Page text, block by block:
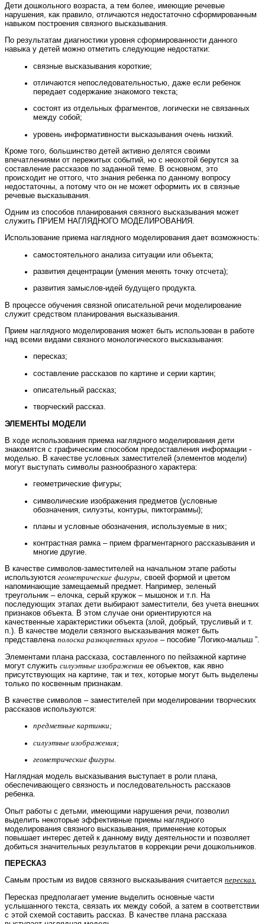
Дети дошкольного возраста, а тем более, имеющие речевые
нарушения, как правило, отличаются недостаточно сформированным
навыком построения связного высказывания.
По результатам диагностики уровня сформированности данного
навыка у детей можно отметить следующие недостатки:
связные высказывания короткие;
отличаются непоследовательностью, даже если ребенок
передает содержание знакомого текста;
состоят из отдельных фрагментов, логически не связанных
между собой;
уровень информативности высказывания очень низкий.
Кроме того, большинство детей активно делятся своими
впечатлениями от пережитых событий, но с неохотой берутся за
составление рассказов по заданной теме. В основном, это
происходит не оттого, что знания ребенка по данному вопросу
недостаточны, а потому что он не может оформить их в связные
речевые высказывания.
Одним из способов планирования связного высказывания может
служить ПРИЕМ НАГЛЯДНОГО МОДЕЛИРОВАНИЯ.
Использование приема наглядного моделирования дает возможность:
самостоятельного анализа ситуации или объекта;
развития децентрации (умения менять точку отсчета);
развития замыслов-идей будущего продукта.
В процессе обучения связной описательной речи моделирование
служит средством планирования высказывания.
Прием наглядного моделирования может быть использован в работе
над всеми видами связного монологического высказывания:
пересказ;
составление рассказов по картине и серии картин;
описательный рассказ;
творческий рассказ.
ЭЛЕМЕНТЫ МОДЕЛИ
В ходе использования приема наглядного моделирования дети
знакомятся с графическим способом предоставления информации -
моделью. В качестве условных заместителей (элементов модели)
могут выступать символы разнообразного характера:
геометрические фигуры;
символические изображения предметов (условные
обозначения, силуэты, контуры, пиктограммы);
планы и условные обозначения, используемые в них;
контрастная рамка – прием фрагментарного рассказывания и
многие другие.
В качестве символов-заместителей на начальном этапе работы
используются геометрические фигуры, своей формой и цветом
напоминающие замещаемый предмет. Например, зеленый
треугольник – елочка, серый кружок – мышонок и т.п. На
последующих этапах дети выбирают заместители, без учета внешних
признаков объекта. В этом случае они ориентируются на
качественные характеристики объекта (злой, добрый, трусливый и т.
п.). В качестве модели связного высказывания может быть
представлена полоска разноцветных кругов – пособие “Логико-малыш ”.
Элементами плана рассказа, составленного по пейзажной картине
могут служить силуэтные изображения ее объектов, как явно
присутствующих на картине, так и тех, которые могут быть выделены
только по косвенным признакам.
В качестве символов – заместителей при моделировании творческих
рассказов используются:
предметные картинки;
силуэтные изображения;
геометрические фигуры.
Наглядная модель высказывания выступает в роли плана,
обеспечивающего связность и последовательность рассказов
ребенка.
Опыт работы с детьми, имеющими нарушения речи, позволил
выделить некоторые эффективные приемы наглядного
моделирования связного высказывания, применение которых
повышает интерес детей к данному виду деятельности и позволяет
добиться значительных результатов в коррекции речи дошкольников.
ПЕРЕСКАЗ
Самым простым из видов связного высказывания считается пересказ.
Пересказ предполагает умение выделить основные части
услышанного текста, связать их между собой, а затем в соответствии
с этой схемой составить рассказ. В качестве плана рассказа